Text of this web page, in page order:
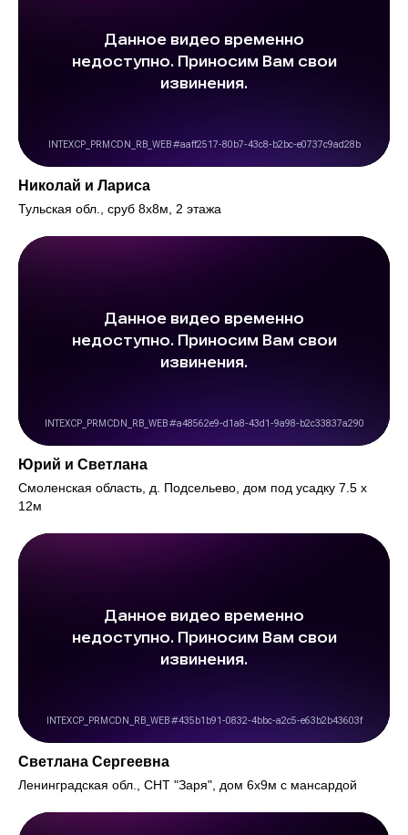
Николай и Лариса
Тульская обл., сруб 8х8м, 2 этажа
Юрий и Светлана
Смоленская область, д. Подсельево, дом под усадку 7.5 х
12м
Светлана Сергеевна
Ленинградская обл., СНТ "Заря", дом 6х9м с мансардой